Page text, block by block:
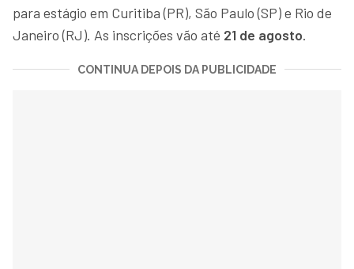
para estágio em Curitiba (PR), São Paulo (SP) e Rio de
Janeiro (RJ). As inscrições vão até 21 de agosto.
CONTINUA DEPOIS DA PUBLICIDADE